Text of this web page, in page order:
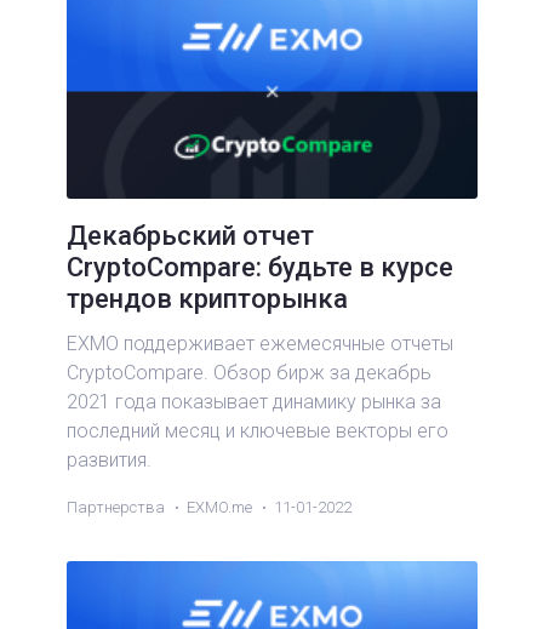
Декабрьский отчет
CryptoCompare: будьте в курсе
трендов крипторынка
EXMO поддерживает ежемесячные отчеты
CryptoCompare. Обзор бирж за декабрь
2021 года показывает динамику рынка за
последний месяц и ключевые векторы его
развития.
Партнерства EXMO.me 11-01-2022